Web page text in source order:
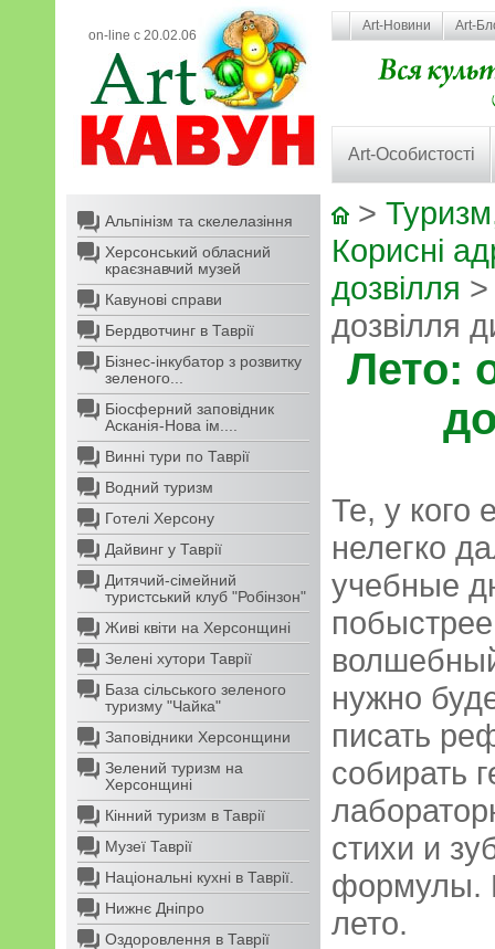
on-line с 20.02.06
Art-Новини Art-
Art-Особистості
Альпінізм та скелелазіння
Херсонський обласний
краєзнавчий музей
Кавунові справи
Бердвотчинг в Таврії
Бізнес-інкубатор з розвитку
зеленого...
Біосферний заповідник
Асканія-Нова ім....
Винні тури по Таврії
Водний туризм
Готелі Херсону
Дайвинг у Таврії
Дитячий-сімейний
туристський клуб "Робінзон"
Живі квіти на Херсонщині
Зелені хутори Таврії
База сільського зеленого
туризму "Чайка"
Заповідники Херсонщини
Зелений туризм на
Херсонщині
Кінний туризм в Таврії
Музеї Таврії
Національні кухні в Таврії.
Нижнє Дніпро
Оздоровлення в Таврії
>
Корисні
дозвілля >
дозвілля
Лето:
Те, у кого
нелегко
учебные
нужно
писать
собирать
стихи и
формулы.
лето.